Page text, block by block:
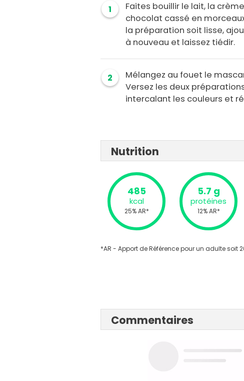
1
Faites bouillir le lait, la
chocolat cassé en
la préparation soit lisse,
à nouveau et laissez tiédir.
2
Mélangez au fouet le
Versez les deux
intercalant les couleurs et
Nutrition
485
kcal
25% AR*
5.7 g
protéines
12% AR*
*AR - Apport de Référence pour un adulte soit
Commentaires